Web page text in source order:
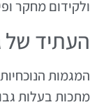
ולקידום מחקר
העתיד של
המגמות
מתכות בעלות